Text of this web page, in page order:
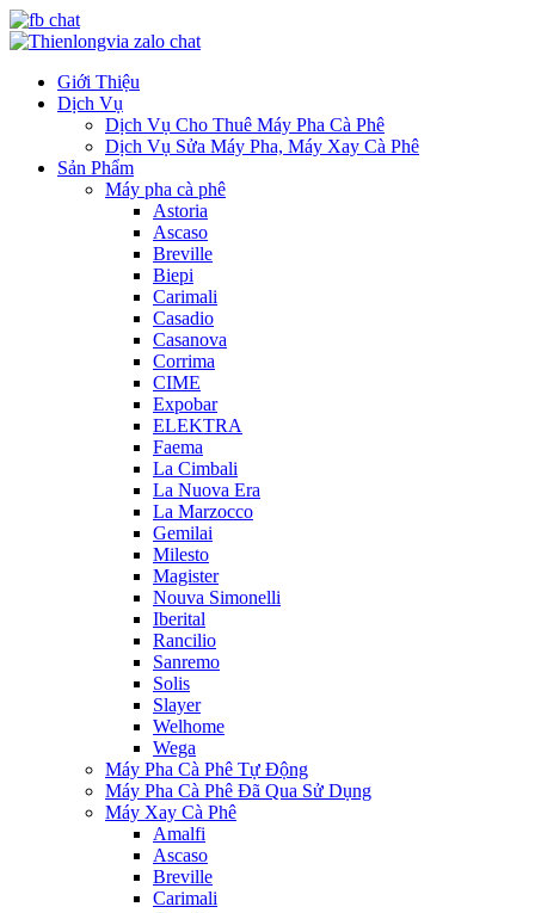
Giới Thiệu
Dịch Vụ
Dịch Vụ Cho Thuê Máy Pha Cà Phê
Dịch Vụ Sửa Máy Pha, Máy Xay Cà Phê
Sản Phẩm
Máy pha cà phê
Astoria
Ascaso
Breville
Biepi
Carimali
Casadio
Casanova
Corrima
CIME
Expobar
ELEKTRA
Faema
La Cimbali
La Nuova Era
La Marzocco
Gemilai
Milesto
Magister
Nouva Simonelli
Iberital
Rancilio
Sanremo
Solis
Slayer
Welhome
Wega
Máy Pha Cà Phê Tự Động
Máy Pha Cà Phê Đã Qua Sử Dụng
Máy Xay Cà Phê
Amalfi
Ascaso
Breville
Carimali